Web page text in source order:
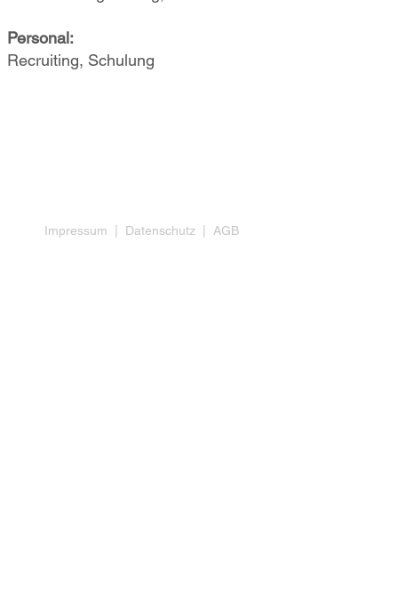
Personal:
Recruiting, Schulung
Impressum Datenschutz AGB